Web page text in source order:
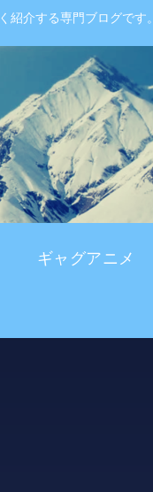
介する専門ブログです。
ギャグアニメ